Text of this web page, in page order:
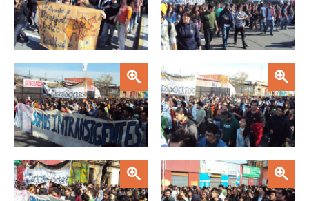
Zoom Zoom
Zoom Zoom